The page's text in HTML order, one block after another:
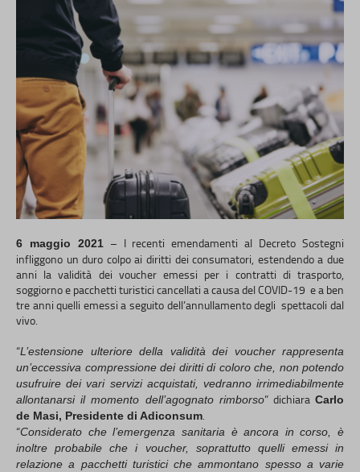
6 maggio 2021– I recenti emendamenti al Decreto Sostegni
infliggono un duro colpo ai diritti dei consumatori, estendendo a due
anni la validità dei voucher emessi per i contratti di trasporto,
soggiorno e pacchetti turistici cancellati a causa del COVID-19 e a ben
tre anni quelli emessi a seguito dell’annullamento degli spettacoli dal
vivo.
“L’estensione ulteriore della validità dei voucher rappresenta
un’eccessiva compressione dei diritti di coloro che, non potendo
usufruire dei vari servizi acquistati, vedranno irrimediabilmente
allontanarsi il momento dell’agognato rimborso” dichiaraCarlo
de Masi, Presidente di Adiconsum
“Considerato che l’emergenza sanitaria è ancora in corso, è
inoltre probabile che i voucher, soprattutto quelli emessi in
relazione a pacchetti turistici che ammontano spesso a varie